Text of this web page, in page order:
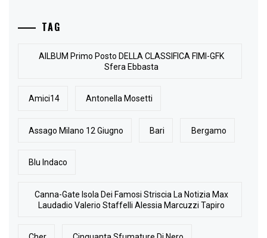
TAG
AlLBUM Primo Posto DELLA CLASSIFICA FIMI-GFK
Sfera Ebbasta
Amici14 Antonella Mosetti
Assago Milano 12 Giugno Bari Bergamo
Blu Indaco
Canna-Gate Isola Dei Famosi Striscia La Notizia Max
Laudadio Valerio Staffelli Alessia Marcuzzi Tapiro